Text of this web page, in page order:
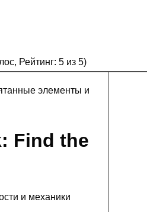
Рейтинг: 5из 5)
элементы и
Find the
и механики